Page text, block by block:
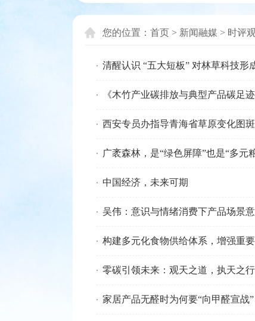
您的位置： 首页 > 新闻融媒 > 时评
清醒认识 “五大短板” 对林草科技形
《木竹产业碳排放与典型产品碳足
西安专员办指导青海省草原变化图
广袤森林，是“绿色屏障”也是“多元
中国经济，未来可期
吴伟：意识与情绪消费下产品场景
构建多元化食物供给体系，增强重
零碳引领未来：观天之道，执天之行
家居产品无醛时为何要“向甲醛宣战”